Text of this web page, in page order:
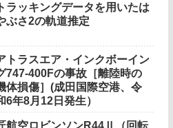
トラッキングデータを用いたは
ぶさ2の軌道推定
トラスエア・インクボーイン
747-400Fの事故［離陸時の
体損傷］(成田国際空港、令
6年8月12日発生）